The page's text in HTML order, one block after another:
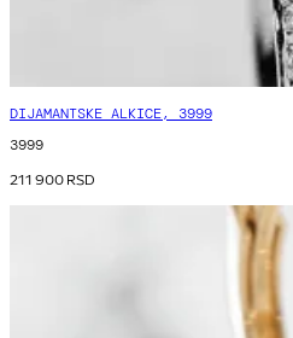
DIJAMANTSKE ALKICE, 3999
3999
211 900RSD